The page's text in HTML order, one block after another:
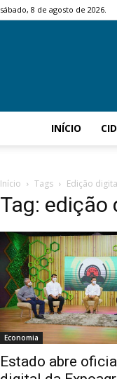
sábado, 8 de agosto de 2026.
INÍCIO
Início Tags Edição
Tag: edição
Economia
Estado abre